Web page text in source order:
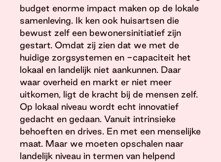
budget enorme impact maken op de lokale
samenleving. Ik ken ook huisartsen die
bewust zelf een bewonersinitiatief zijn
gestart. Omdat zij zien dat we met de
huidige zorgsystemen en -capaciteit het
lokaal en landelijk niet aankunnen. Daar
waar overheid en markt er niet meer
uitkomen, ligt de kracht bij de mensen zelf.
Op lokaal niveau wordt echt innovatief
gedacht en gedaan. Vanuit intrinsieke
behoeften en drives. En met een menselijke
maat. Maar we moeten opschalen naar
landelijk niveau in termen van helpend